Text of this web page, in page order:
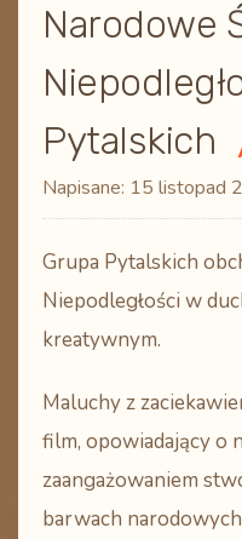
Narodowe
Pytalskich
Napisane: 15 listopad
Grupa Pytalskich
Niepodległości w
kreatywnym.
Maluchy z
film, opowiadający o
zaangażowaniem
barwach